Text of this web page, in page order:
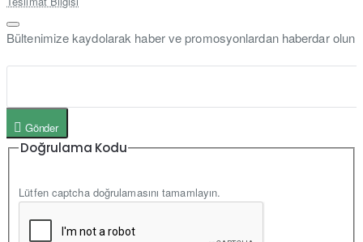
Bültenimize kaydolarak haber ve promosyonlardan haberdar olun
Gönder
Doğrulama Kodu
Lütfen captcha doğrulamasını tamamlayın.